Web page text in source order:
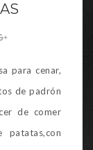
para cenar,
de padrón
de comer